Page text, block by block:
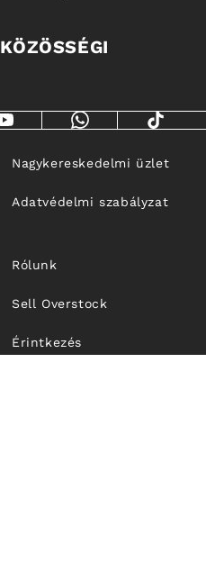
Nagykereskedelmi üzlet
Adatvédelmi szabályzat
Rólunk
Sell Overstock
Érintkezés